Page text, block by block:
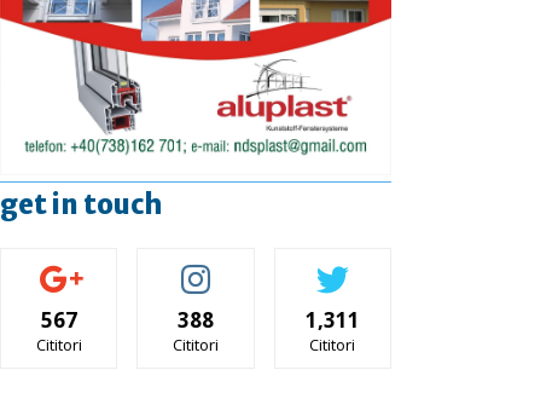
get in touch
567
Cititori
388
Cititori
1,311
Cititori